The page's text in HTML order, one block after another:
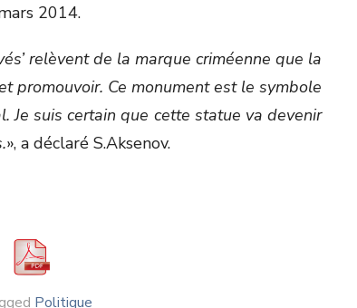
2014.
relèvent de la marque criméenne que la
promouvoir. Ce monument est le symbole
Je suis certain que cette statue va devenir
», a déclaré S.Aksenov.
Politique